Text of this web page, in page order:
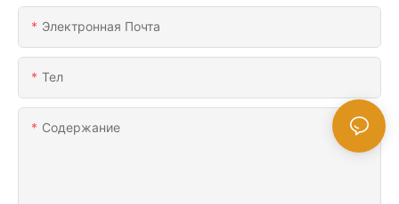
Электронная Почта
Тел
Содержание